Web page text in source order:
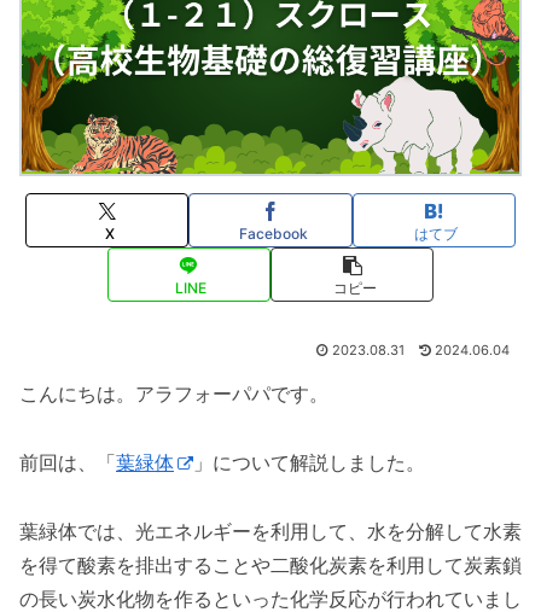
X Facebook はてブ
LINE コピー
2023.08.31 2024.06.04
こんにちは。アラフォーパパです。
前回は、「葉緑体 」について解説しました。
葉緑体では、光エネルギーを利用して、水を分解して水素
を得て酸素を排出することや二酸化炭素を利用して炭素鎖
の長い炭水化物を作るといった化学反応が行われていまし